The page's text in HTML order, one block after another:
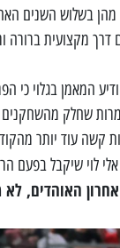
דרך מקצועית ברורה
המאמן בגלוי כי
שחלק מהשחקנים
קשה עוד יותר
לוי שיקבל בפעם
האוהדים,